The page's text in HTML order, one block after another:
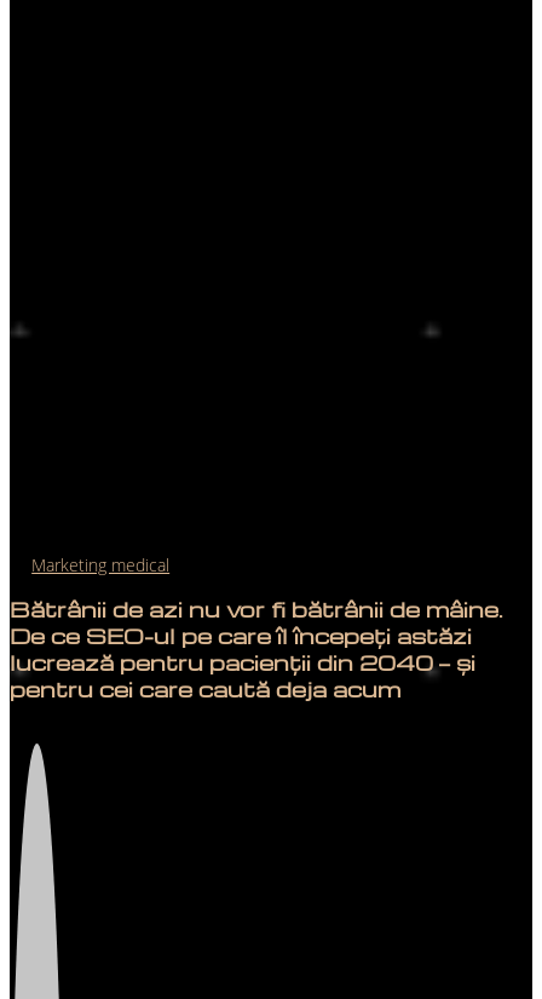
Marketing medical
Bătrânii de azi nu vor fi bătrânii de mâine.
De ce SEO-ul pe care îl începeți astăzi
lucrează pentru pacienții din 2040 — și
pentru cei care caută deja acum